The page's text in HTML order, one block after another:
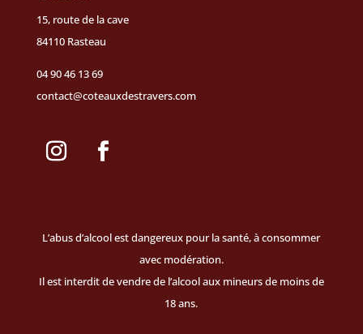
15, route de la cave
84110 Rasteau
04 90 46 13 69
contact@coteauxdestravers.com
L’abus d’alcool est dangereux pour la santé, à consommer
avec modération.
Il est interdit de vendre de l’alcool aux mineurs de moins de
18 ans.